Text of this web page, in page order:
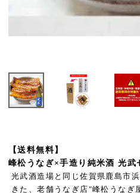
【送料無料】
峰松うなぎ×手造り純米酒 光武
光武酒造場と同じ佐賀県鹿島市
きた、老舗うなぎ店"峰松うなぎ